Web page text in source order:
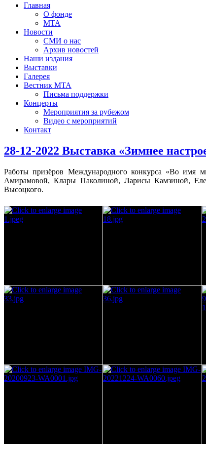
Главная
О фонде
МТА
Новости
СМИ о нас
Архив новостей
Наши издания
Выставки
Галерея
Вестник МТА
Письма поддержки
Концерты
Мероприятия за рубежом
Видео с мероприятий
Контакт
28-12-2022 Выставка «Зимнее
Работы призёров Международного конкурса «Во
Амирамовой, Клары Паколиной, Ларисы Камзиной,
Высоцкого.